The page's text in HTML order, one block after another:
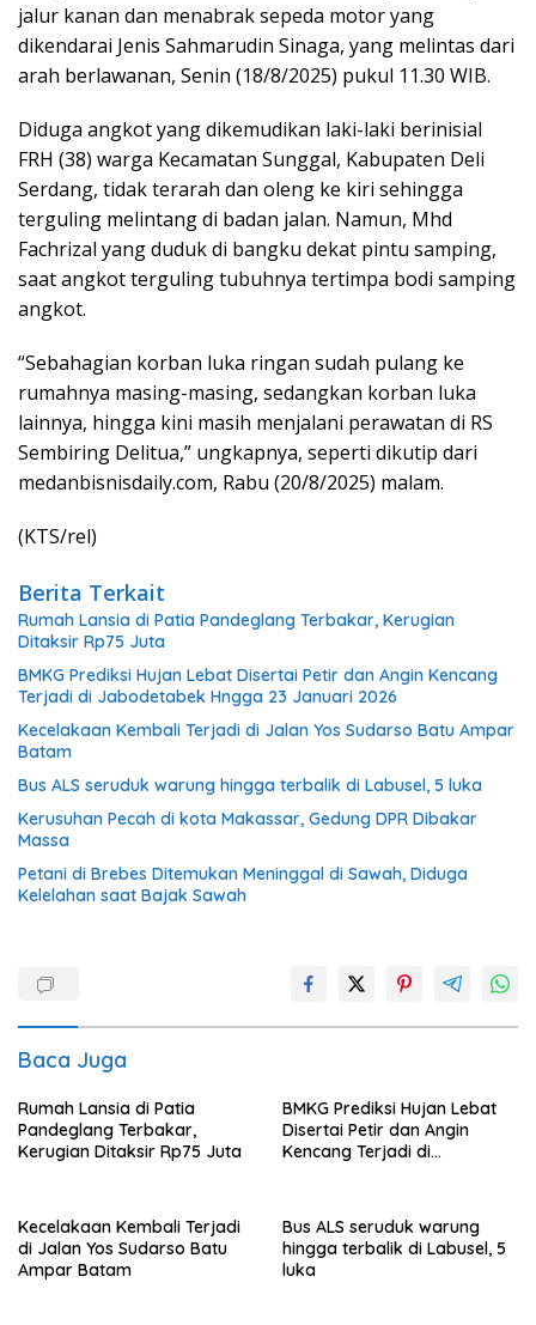
jalur kanan dan menabrak sepeda motor yang
dikendarai Jenis Sahmarudin Sinaga, yang melintas dari
arah berlawanan, Senin (18/8/2025) pukul 11.30 WIB.
Diduga angkot yang dikemudikan laki-laki berinisial
FRH (38) warga Kecamatan Sunggal, Kabupaten Deli
Serdang, tidak terarah dan oleng ke kiri sehingga
terguling melintang di badan jalan. Namun, Mhd
Fachrizal yang duduk di bangku dekat pintu samping,
saat angkot terguling tubuhnya tertimpa bodi samping
angkot.
“Sebahagian korban luka ringan sudah pulang ke
rumahnya masing-masing, sedangkan korban luka
lainnya, hingga kini masih menjalani perawatan di RS
Sembiring Delitua,” ungkapnya, seperti dikutip dari
medanbisnisdaily.com, Rabu (20/8/2025) malam.
(KTS/rel)
Berita Terkait
Rumah Lansia di Patia Pandeglang Terbakar, Kerugian
Ditaksir Rp75 Juta
BMKG Prediksi Hujan Lebat Disertai Petir dan Angin Kencang
Terjadi di Jabodetabek Hngga 23 Januari 2026
Kecelakaan Kembali Terjadi di Jalan Yos Sudarso Batu Ampar
Batam
Bus ALS seruduk warung hingga terbalik di Labusel, 5 luka
Kerusuhan Pecah di kota Makassar, Gedung DPR Dibakar
Massa
Petani di Brebes Ditemukan Meninggal di Sawah, Diduga
Kelelahan saat Bajak Sawah
Baca Juga
Rumah Lansia di Patia
Pandeglang Terbakar,
Kerugian Ditaksir Rp75 Juta
BMKG Prediksi Hujan Lebat
Disertai Petir dan Angin
Kencang Terjadi di
Kecelakaan Kembali Terjadi
di Jalan Yos Sudarso Batu
Ampar Batam
Bus ALS seruduk warung
hingga terbalik di Labusel, 5
luka